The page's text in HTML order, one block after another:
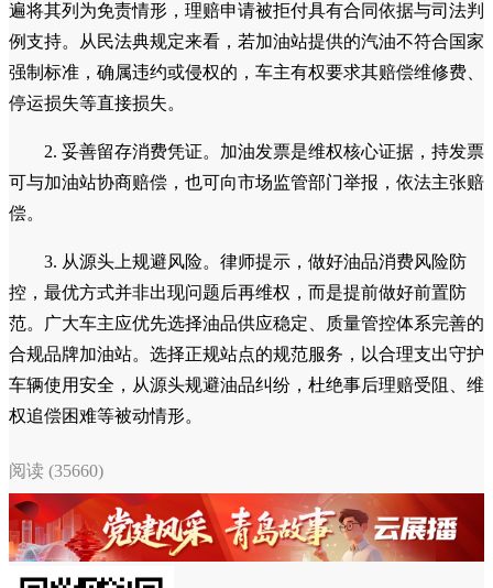
遍将其列为免责情形，理赔申请被拒付具有合同依据与司法判
例支持。从民法典规定来看，若加油站提供的汽油不符合国家
强制标准，确属违约或侵权的，车主有权要求其赔偿维修费、
停运损失等直接损失。
2. 妥善留存消费凭证。加油发票是维权核心证据，持发票
可与加油站协商赔偿，也可向市场监管部门举报，依法主张赔
偿。
3. 从源头上规避风险。律师提示，做好油品消费风险防
控，最优方式并非出现问题后再维权，而是提前做好前置防
范。广大车主应优先选择油品供应稳定、质量管控体系完善的
合规品牌加油站。选择正规站点的规范服务，以合理支出守护
车辆使用安全，从源头规避油品纠纷，杜绝事后理赔受阻、维
权追偿困难等被动情形。
阅读 (35660)